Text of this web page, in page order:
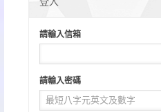
請輸入信箱
請輸入密碼